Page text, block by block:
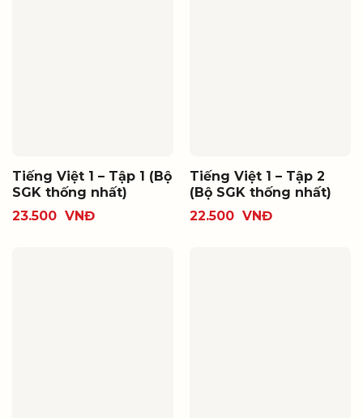
Tiếng Việt 1 – Tập 1 (Bộ
SGK thống nhất)
23.500 VNĐ
Tiếng Việt 1 – Tập 2
(Bộ SGK thống nhất)
22.500 VNĐ